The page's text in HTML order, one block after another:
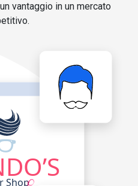
vantaggio in un mercato